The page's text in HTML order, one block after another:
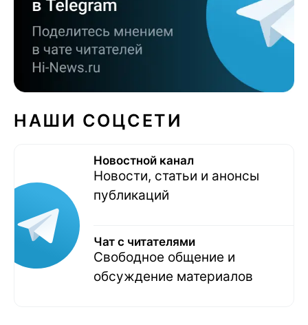
НАШИ СОЦСЕТИ
Новостной канал
Новости, статьи и анонсы
публикаций
Чат с читателями
Свободное общение и
обсуждение материалов